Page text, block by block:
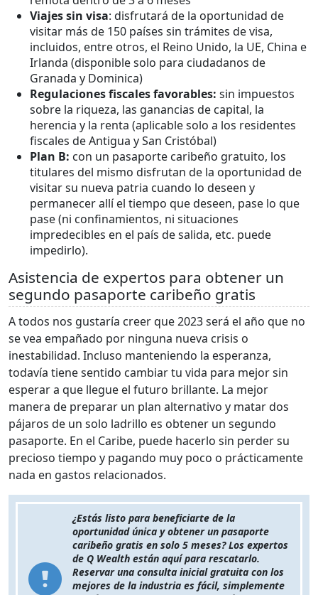
Viajes sin visa: disfrutará de la oportunidad de
visitar más de 150 países sin trámites de visa,
incluidos, entre otros, el Reino Unido, la UE, China e
Irlanda (disponible solo para ciudadanos de
Granada y Dominica)
Regulaciones fiscales favorables: sin impuestos
sobre la riqueza, las ganancias de capital, la
herencia y la renta (aplicable solo a los residentes
fiscales de Antigua y San Cristóbal)
Plan B: con un pasaporte caribeño gratuito, los
titulares del mismo disfrutan de la oportunidad de
visitar su nueva patria cuando lo deseen y
permanecer allí el tiempo que deseen, pase lo que
pase (ni confinamientos, ni situaciones
impredecibles en el país de salida, etc. puede
impedirlo).
Asistencia de expertos para obtener un
segundo pasaporte caribeño gratis
A todos nos gustaría creer que 2023 será el año que no
se vea empañado por ninguna nueva crisis o
inestabilidad. Incluso manteniendo la esperanza,
todavía tiene sentido cambiar tu vida para mejor sin
esperar a que llegue el futuro brillante. La mejor
manera de preparar un plan alternativo y matar dos
pájaros de un solo ladrillo es obtener un segundo
pasaporte. En el Caribe, puede hacerlo sin perder su
precioso tiempo y pagando muy poco o prácticamente
nada en gastos relacionados.
¿Estás listo para beneficiarte de la
oportunidad única y obtener un pasaporte
caribeño gratis en solo 5 meses? Los expertos
de Q Wealth están aquí para rescatarlo.
Reservar una consulta inicial gratuita con los
mejores de la industria es fácil, simplemente